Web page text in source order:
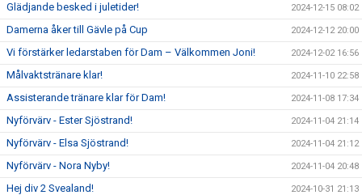
Glädjande besked i juletider! 2024-12-15 08:02
Damerna åker till Gävle på Cup 2024-12-12 20:00
Vi förstärker ledarstaben för Dam – Välkommen Joni! 2024-12-02 16:56
Målvaktstränare klar! 2024-11-10 22:58
Assisterande tränare klar för Dam! 2024-11-08 17:34
Nyförvärv - Ester Sjöstrand! 2024-11-04 21:14
Nyförvärv - Elsa Sjöstrand! 2024-11-04 21:12
Nyförvärv - Nora Nyby! 2024-11-04 20:48
Hej div 2 Svealand! 2024-10-31 21:13